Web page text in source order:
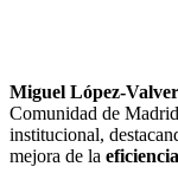
Miguel López-
Comunidad de
institucional,
mejora de la